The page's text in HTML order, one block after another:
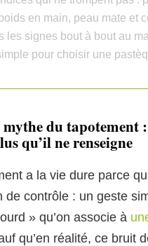
en main, peau mate et
les signes bout à bout au
pour choisir une
du
qu’il ne renseigne
a la vie dure parce
de contrôle : un geste
» qu’on associe à
qu’en réalité, ce bruit